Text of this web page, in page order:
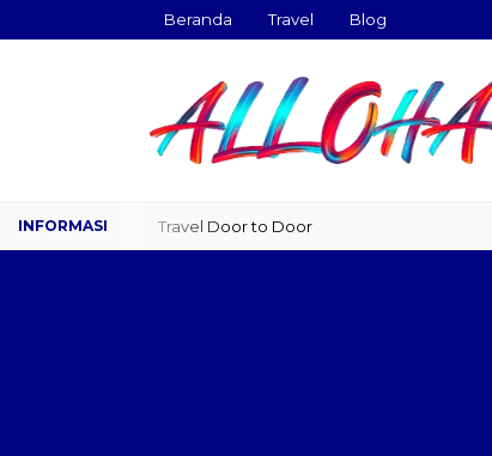
Beranda Travel Blog
Travel Door to Door